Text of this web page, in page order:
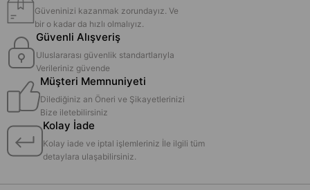
Güveninizi kazanmak zorundayız. Ve
bir o kadar da hızlı olmalıyız.
Güvenli Alışveriş
Uluslararası güvenlik standartlarıyla
Verileriniz güvende
Müşteri Memnuniyeti
Dilediğiniz an Öneri ve Şikayetlerinizi
Bize iletebilirsiniz
Kolay İade
Kolay iade ve iptal işlemleriniz İle ilgili tüm
detaylara ulaşabilirsiniz.